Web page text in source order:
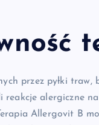
przez pyłki traw,
reakcje alergiczne
Allergovit B